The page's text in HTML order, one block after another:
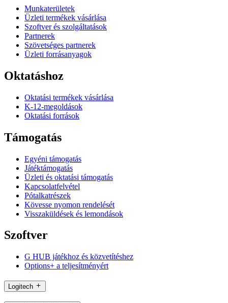
Munkaterületek
Üzleti termékek vásárlása
Szoftver és szolgáltatások
Partnerek
Szövetséges partnerek
Üzleti forrásanyagok
Oktatáshoz
Oktatási termékek vásárlása
K-12-megoldások
Oktatási források
Támogatás
Egyéni támogatás
Játéktámogatás
Üzleti és oktatási támogatás
Kapcsolatfelvétel
Pótalkatrészek
Kövesse nyomon rendelését
Visszaküldések és lemondások
Szoftver
G HUB játékhoz és közvetítéshez
Options+ a teljesítményért
Logitech